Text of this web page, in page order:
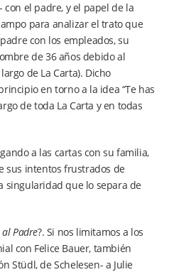
el padre, y el papel de la
para analizar el trato que
con los empleados, su
de 36 años debido al
de La Carta). Dicho
en torno a la idea “Te has
de toda La Carta y en todas
a las cartas con su familia,
sus intentos frustrados de
singularidad que lo separa de
Padre?. Si nos limitamos a los
con Felice Bauer, también
Stüdl, de Schelesen- a Julie